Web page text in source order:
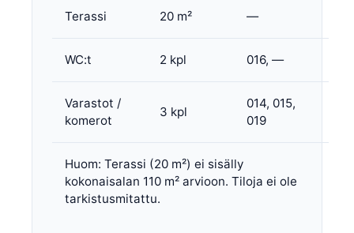
Terassi 20 m² —
WC:t 2 kpl 016, —
Varastot /
komerot
3 kpl
014, 015,
019
Huom: Terassi (20 m²) ei sisälly
kokonaisalan 110 m² arvioon. Tiloja ei ole
tarkistusmitattu.